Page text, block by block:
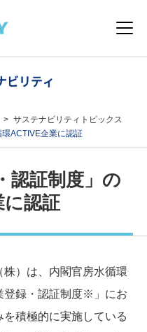
メニュ
ビリティ
サステナビリティトピックス
環ACTIVE企業に認証
認証制度」の
に認証
）は、内閣官房水循環
登録・認証制度※」にお
積極的に実施している